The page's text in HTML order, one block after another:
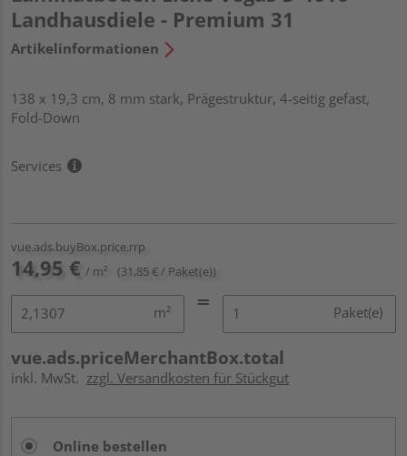
Landhausdiele - Premium 31
Artikelinformationen
138 x 19,3 cm, 8 mm stark, Prägestruktur, 4-seitig gefast,
Fold-Down
Services
vue.ads.buyBox.price.rrp
14,95 € / m² (31,85 € / Paket(e))
m² Paket(e)
vue.ads.priceMerchantBox.total
inkl. MwSt. zzgl. Versandkosten für Stückgut
Online bestellen